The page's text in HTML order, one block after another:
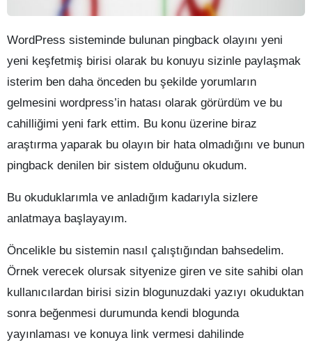
WordPress sisteminde bulunan pingback olayını yeni
yeni keşfetmiş birisi olarak bu konuyu sizinle paylaşmak
isterim ben daha önceden bu şekilde yorumların
gelmesini wordpress’in hatası olarak görürdüm ve bu
cahilliğimi yeni fark ettim. Bu konu üzerine biraz
araştırma yaparak bu olayın bir hata olmadığını ve bunun
pingback denilen bir sistem olduğunu okudum.
Bu okuduklarımla ve anladığım kadarıyla sizlere
anlatmaya başlayayım.
Öncelikle bu sistemin nasıl çalıştığından bahsedelim.
Örnek verecek olursak sityenize giren ve site sahibi olan
kullanıcılardan birisi sizin blogunuzdaki yazıyı okuduktan
sonra beğenmesi durumunda kendi blogunda
yayınlaması ve konuya link vermesi dahilinde